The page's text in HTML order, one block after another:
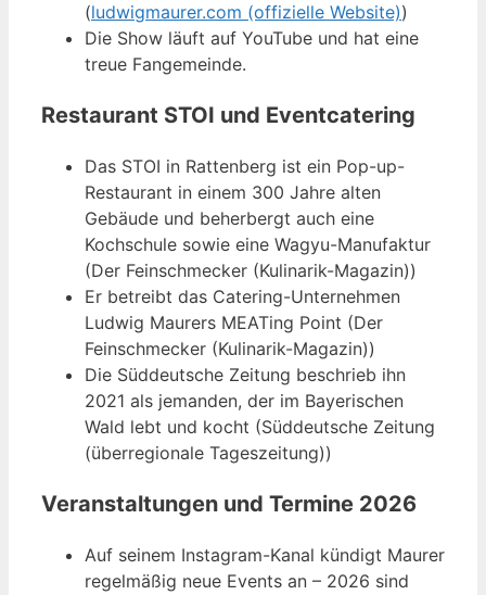
(ludwigmaurer.com (offizielle Website))
Die Show läuft auf YouTube und hat eine
treue Fangemeinde.
Restaurant STOI und Eventcatering
Das STOI in Rattenberg ist ein Pop-up-
Restaurant in einem 300 Jahre alten
Gebäude und beherbergt auch eine
Kochschule sowie eine Wagyu-Manufaktur
(Der Feinschmecker (Kulinarik-Magazin))
Er betreibt das Catering-Unternehmen
Ludwig Maurers MEATing Point (Der
Feinschmecker (Kulinarik-Magazin))
Die Süddeutsche Zeitung beschrieb ihn
2021 als jemanden, der im Bayerischen
Wald lebt und kocht (Süddeutsche Zeitung
(überregionale Tageszeitung))
Veranstaltungen und Termine 2026
Auf seinem Instagram-Kanal kündigt Maurer
regelmäßig neue Events an – 2026 sind